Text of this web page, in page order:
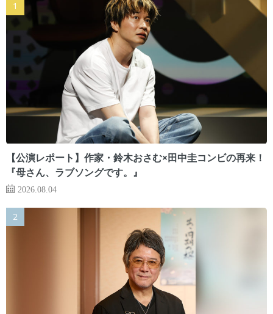
【公演レポート】作家・鈴木おさむ×田中圭コンビの再来！
『母さん、ラブソングです。』
2026.08.04